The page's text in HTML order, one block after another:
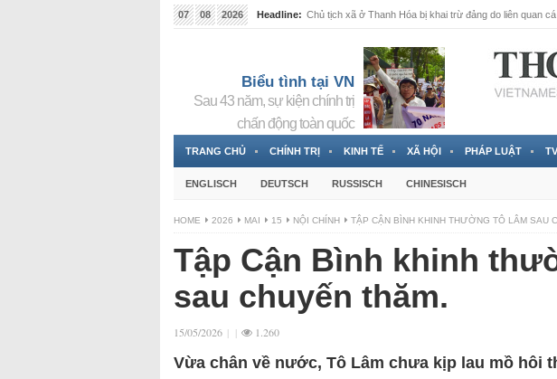
07 08 2026 Headline: Chủ tịch xã ở Thanh Hóa bị khai trừ đảng do liên quan
Biểu tình tại VN
Sau 43 năm, sự kiện chính trị
chấn động toàn quốc
TRANG CHỦ CHÍNH TRỊ KINH TẾ XÃ HỘI PHÁP LUẬT
ENGLISCH DEUTSCH RUSSISCH CHINESISCH
HOME 2026 MAI 15 NỘI CHÍNH TẬP CẬN BÌNH KHINH THƯỜNG TÔ LÂM SAU
Tập Cận Bình khinh
sau chuyến thăm.
15/05/2026 | | 1.260
Vừa chân về nước, Tô Lâm chưa kịp lau mồ hôi